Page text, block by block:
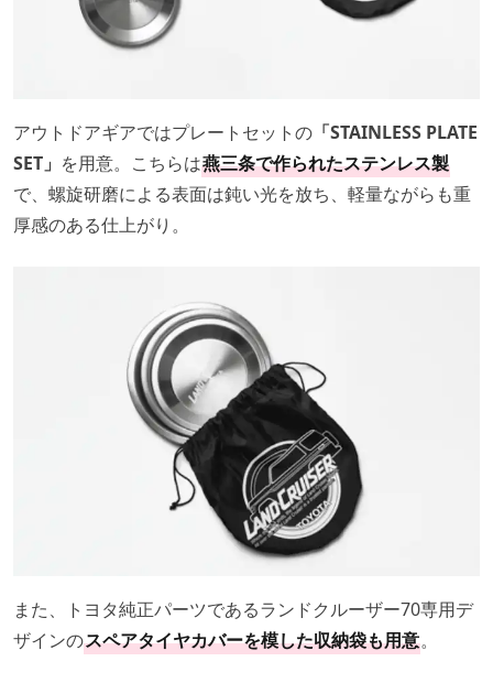
アウトドアギアではプレートセットの 「STAINLESS PLATE
SET」 を用意。こちらは燕三条で作られたステンレス製
で、螺旋研磨による表面は鈍い光を放ち、軽量ながらも重
厚感のある仕上がり。
また、トヨタ純正パーツであるランドクルーザー70専用デ
ザインのスペアタイヤカバーを模した収納袋も用意。